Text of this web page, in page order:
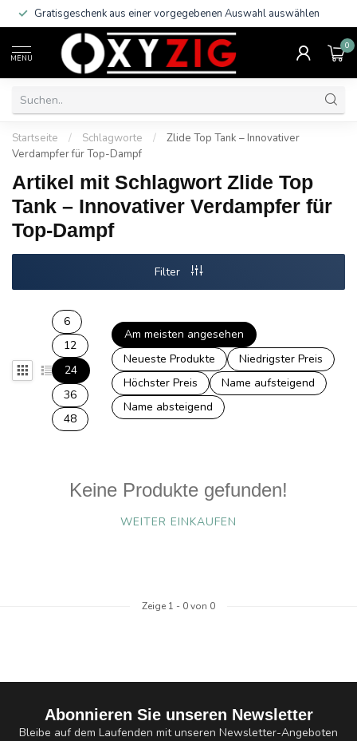
Gratisgeschenk aus einer vorgegebenen Auswahl auswählen
MENU
0
Startseite / Schlagworte /
Zlide Top Tank – Innovativer
Verdampfer für Top-Dampf
Artikel mit Schlagwort Zlide Top
Tank – Innovativer Verdampfer für
Top-Dampf
Filter
6
12
24
36
48
Am meisten angesehen
Neueste Produkte
Niedrigster Preis
Höchster Preis
Name aufsteigend
Name absteigend
Keine Produkte gefunden!
WEITER EINKAUFEN
Zeige 1 - 0von 0
Abonnieren Sie unseren Newsletter
Bleibe auf dem Laufenden mit unseren Newsletter-Angeboten